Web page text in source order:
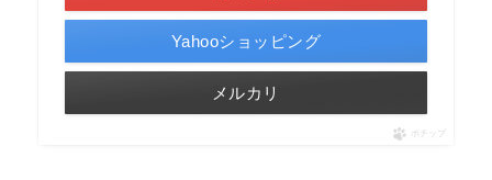
Yahooショッピング
メルカリ
ポチップ